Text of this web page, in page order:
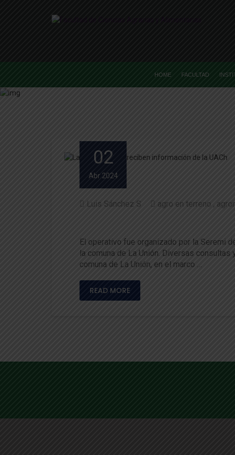
HOME FACULTAD
02
Abr 2024
Luis Sánchez S agro en terreno
El operativo fue organizado por la Seremi
la comuna de La Unión. Diversas
comuna de La Unión, en el marco …
READ MORE